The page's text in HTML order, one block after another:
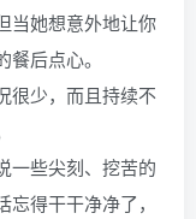
当她想意外地让你
后点心。
少，而且持续不
一些尖刻、挖苦的
得干干净净了，